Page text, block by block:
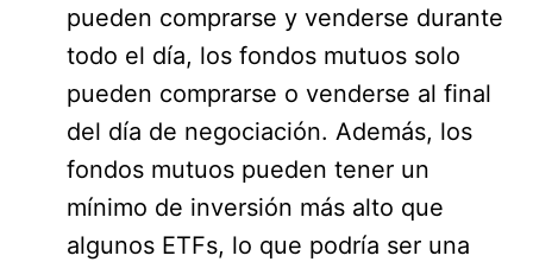
pueden comprarse y venderse durante
todo el día, los fondos mutuos solo
pueden comprarse o venderse al final
del día de negociación. Además, los
fondos mutuos pueden tener un
mínimo de inversión más alto que
algunos ETFs, lo que podría ser una